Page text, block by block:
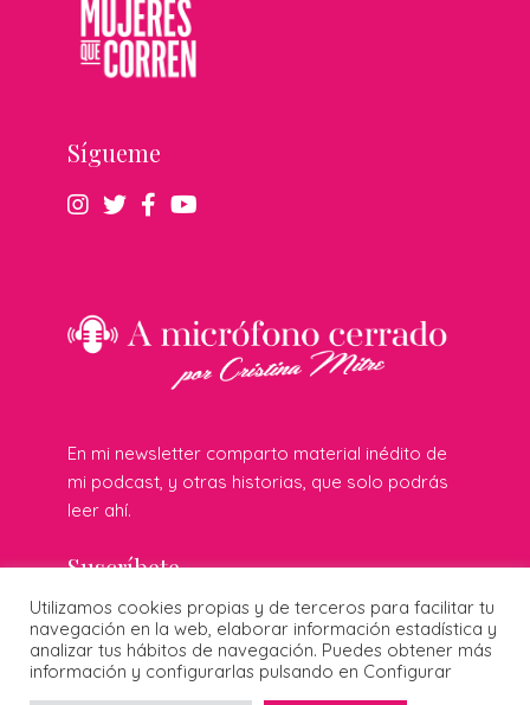
Sígueme
En mi newsletter comparto material inédito de
mi podcast, y otras historias, que solo podrás
leer ahí.
Suscríbete
© 2026 Cristina Mitre · Todos los derechos reservados ·
Utilizamos cookies propias y de terceros para facilitar tu
navegación en la web, elaborar información estadística y
analizar tus hábitos de navegación. Puedes obtener más
información y configurarlas pulsando en Configurar